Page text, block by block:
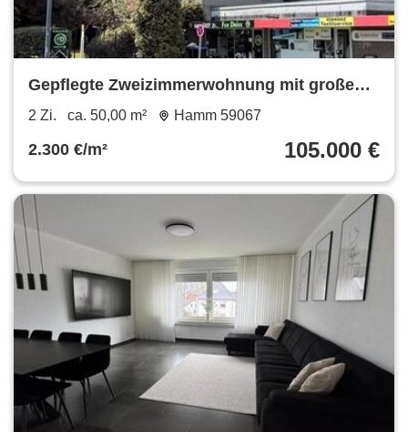
Gepflegte Zweizimmerwohnung mit großen
Balkon
2 Zi. ca. 50,00 m² Hamm 59067
2.300 €/m² 105.000 €